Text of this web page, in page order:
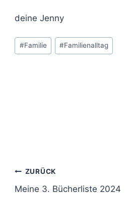
deine Jenny
#Familie #Familienalltag
ZURÜCK
Meine 3. Bücherliste 2024